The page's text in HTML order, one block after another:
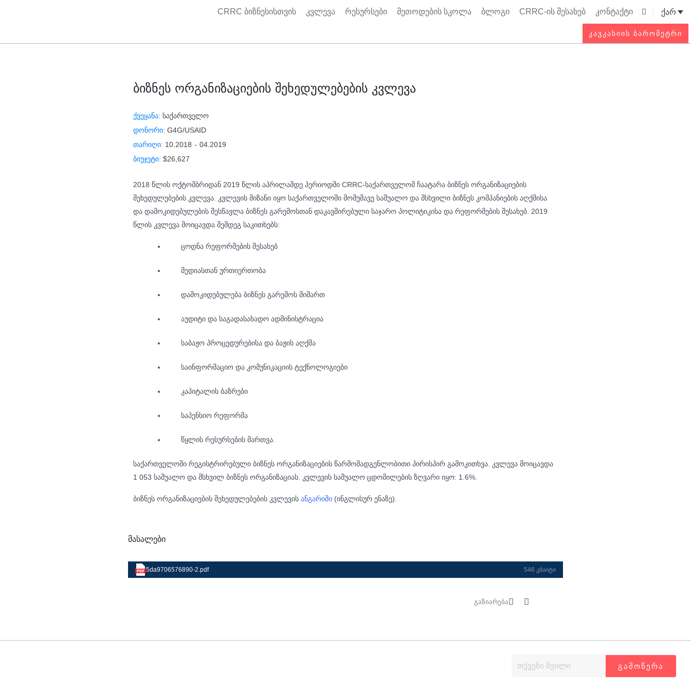
CRRC ბიზნესისთვის კვლევა რესურსები მეთოდების სკოლა ბლოგი CRRC-ის შესახებ კონტაქტი ქარ
ᲙᲐᲕᲙᲐᲡᲘᲘᲡ ᲑᲐᲠᲝᲛᲔᲢᲠᲘ
ბიზნეს ორგანიზაციების შეხედულებების კვლევა
ქვეყანა: საქართველო
დონორი: G4G/USAID
თარიღი: 10.2018 - 04.2019
ბიუჯეტი: $26,627
2018 წლის ოქტომბრიდან 2019 წლის აპრილამდე პერიოდში CRRC-საქართველომ ჩაატარა ბიზნეს ორგანიზაციების
შეხედულებების კვლევა. კვლევის მიზანი იყო საქართველოში მომუშავე საშუალო და მსხვილი ბიზნეს კომპანიების აღქმისა
და დამოკიდებულების შესწავლა ბიზნეს გარემოსთან დაკავშირებული საჯარო პოლიტიკისა და რეფორმების შესახებ. 2019
წლის კვლევა მოიცავდა შემდეგ საკითხებს:
ცოდნა რეფორმების შესახებ
მედიასთან ურთიერთობა
დამოკიდებულება ბიზნეს გარემოს მიმართ
აუდიტი და საგადასახადო ადმინისტრაცია
საბაჟო პროცედურებისა და ბაჟის აღქმა
საინფორმაციო და კომუნიკაციის ტექნოლოგიები
კაპიტალის ბაზრები
საპენსიო რეფორმა
წყლის რესურსების მართვა.
საქართველოში რეგისტრირებული ბიზნეს ორგანიზაციების წარმომადგენლობითი პირისპირ გამოკითხვა. კვლევა მოიცავდა
1 053 საშუალო და მსხვილ ბიზნეს ორგანიზაციას. კვლევის საშუალო ცდომილების ზღვარი იყო: 1.6%.
ბიზნეს ორგანიზაციების შეხედულებების კვლევის ანგარიში (ინგლისურ ენაზე).
მასალები
5da9706576890-2.pdf 546 კბაიტი
გაზიარება
ᲒᲐᲛᲝᲬᲔᲠᲐ